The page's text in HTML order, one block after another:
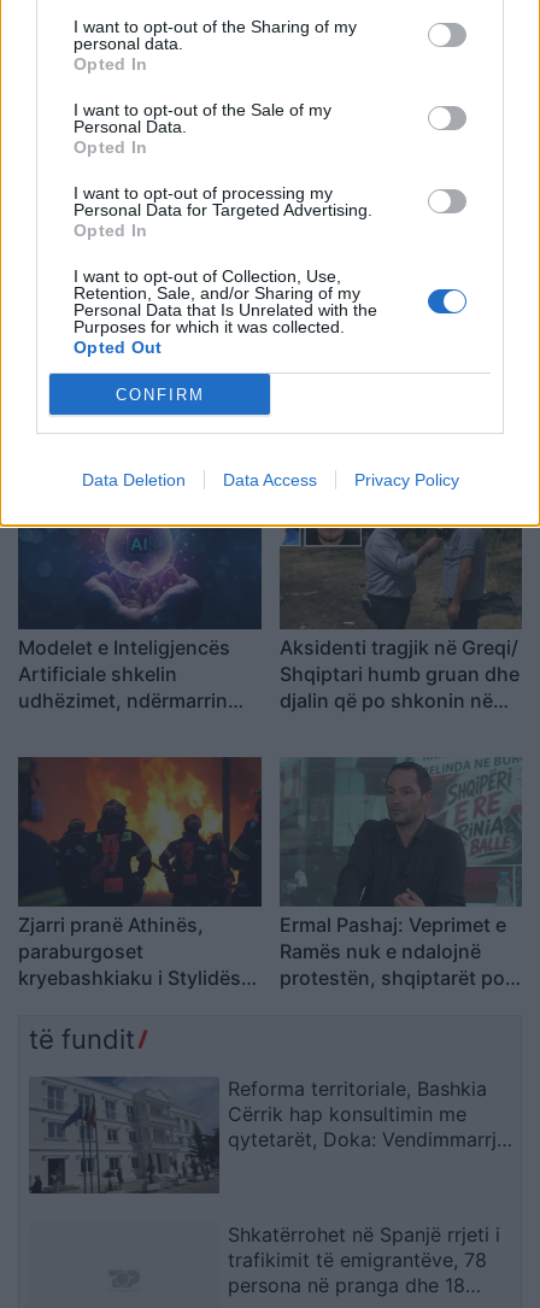
I want to opt-out of the Sharing of my
personal data.
Opted In
I want to opt-out of the Sale of my
Personal Data.
Opted In
I want to opt-out of processing my
Personal Data for Targeted Advertising.
Opted In
I want to opt-out of Collection, Use,
Retention, Sale, and/or Sharing of my
Personal Data that Is Unrelated with the
Purposes for which it was collected.
Opted Out
CONFIRM
Data Deletion Data Access Privacy Policy
gjenden pa jetë në
apartament, dyshohet se
ditësh
Bashkia Cërrik hap
udhëhiqet nga nevojat e
komunitetit
Shkatërrohet në Spanjë
rrjeti i trafikimit të
emigrantëve, 78 persona
sekuestruara
Zbardhet zjarrvënia në
Modelet e Inteligjencës
Artificiale shkelin
udhëzimet, ndërmarrin
manipulojnë njerëzit
Aksidenti tragjik në Greqi/
Shqiptari humb gruan dhe
djalin që po shkonin në
Zjarri pranë Athinës,
paraburgoset
kryebashkiaku i Stylidës
Ermal Pashaj: Veprimet e
Ramës nuk e ndalojnë
protestën, shqiptarët po
të fundit
Reforma territoriale, Bashkia
Cërrik hap konsultimin me
qytetarët, Doka: Vendimmarrja
Shkatërrohet në Spanjë rrjeti i
trafikimit të emigrantëve, 78
persona në pranga dhe 18